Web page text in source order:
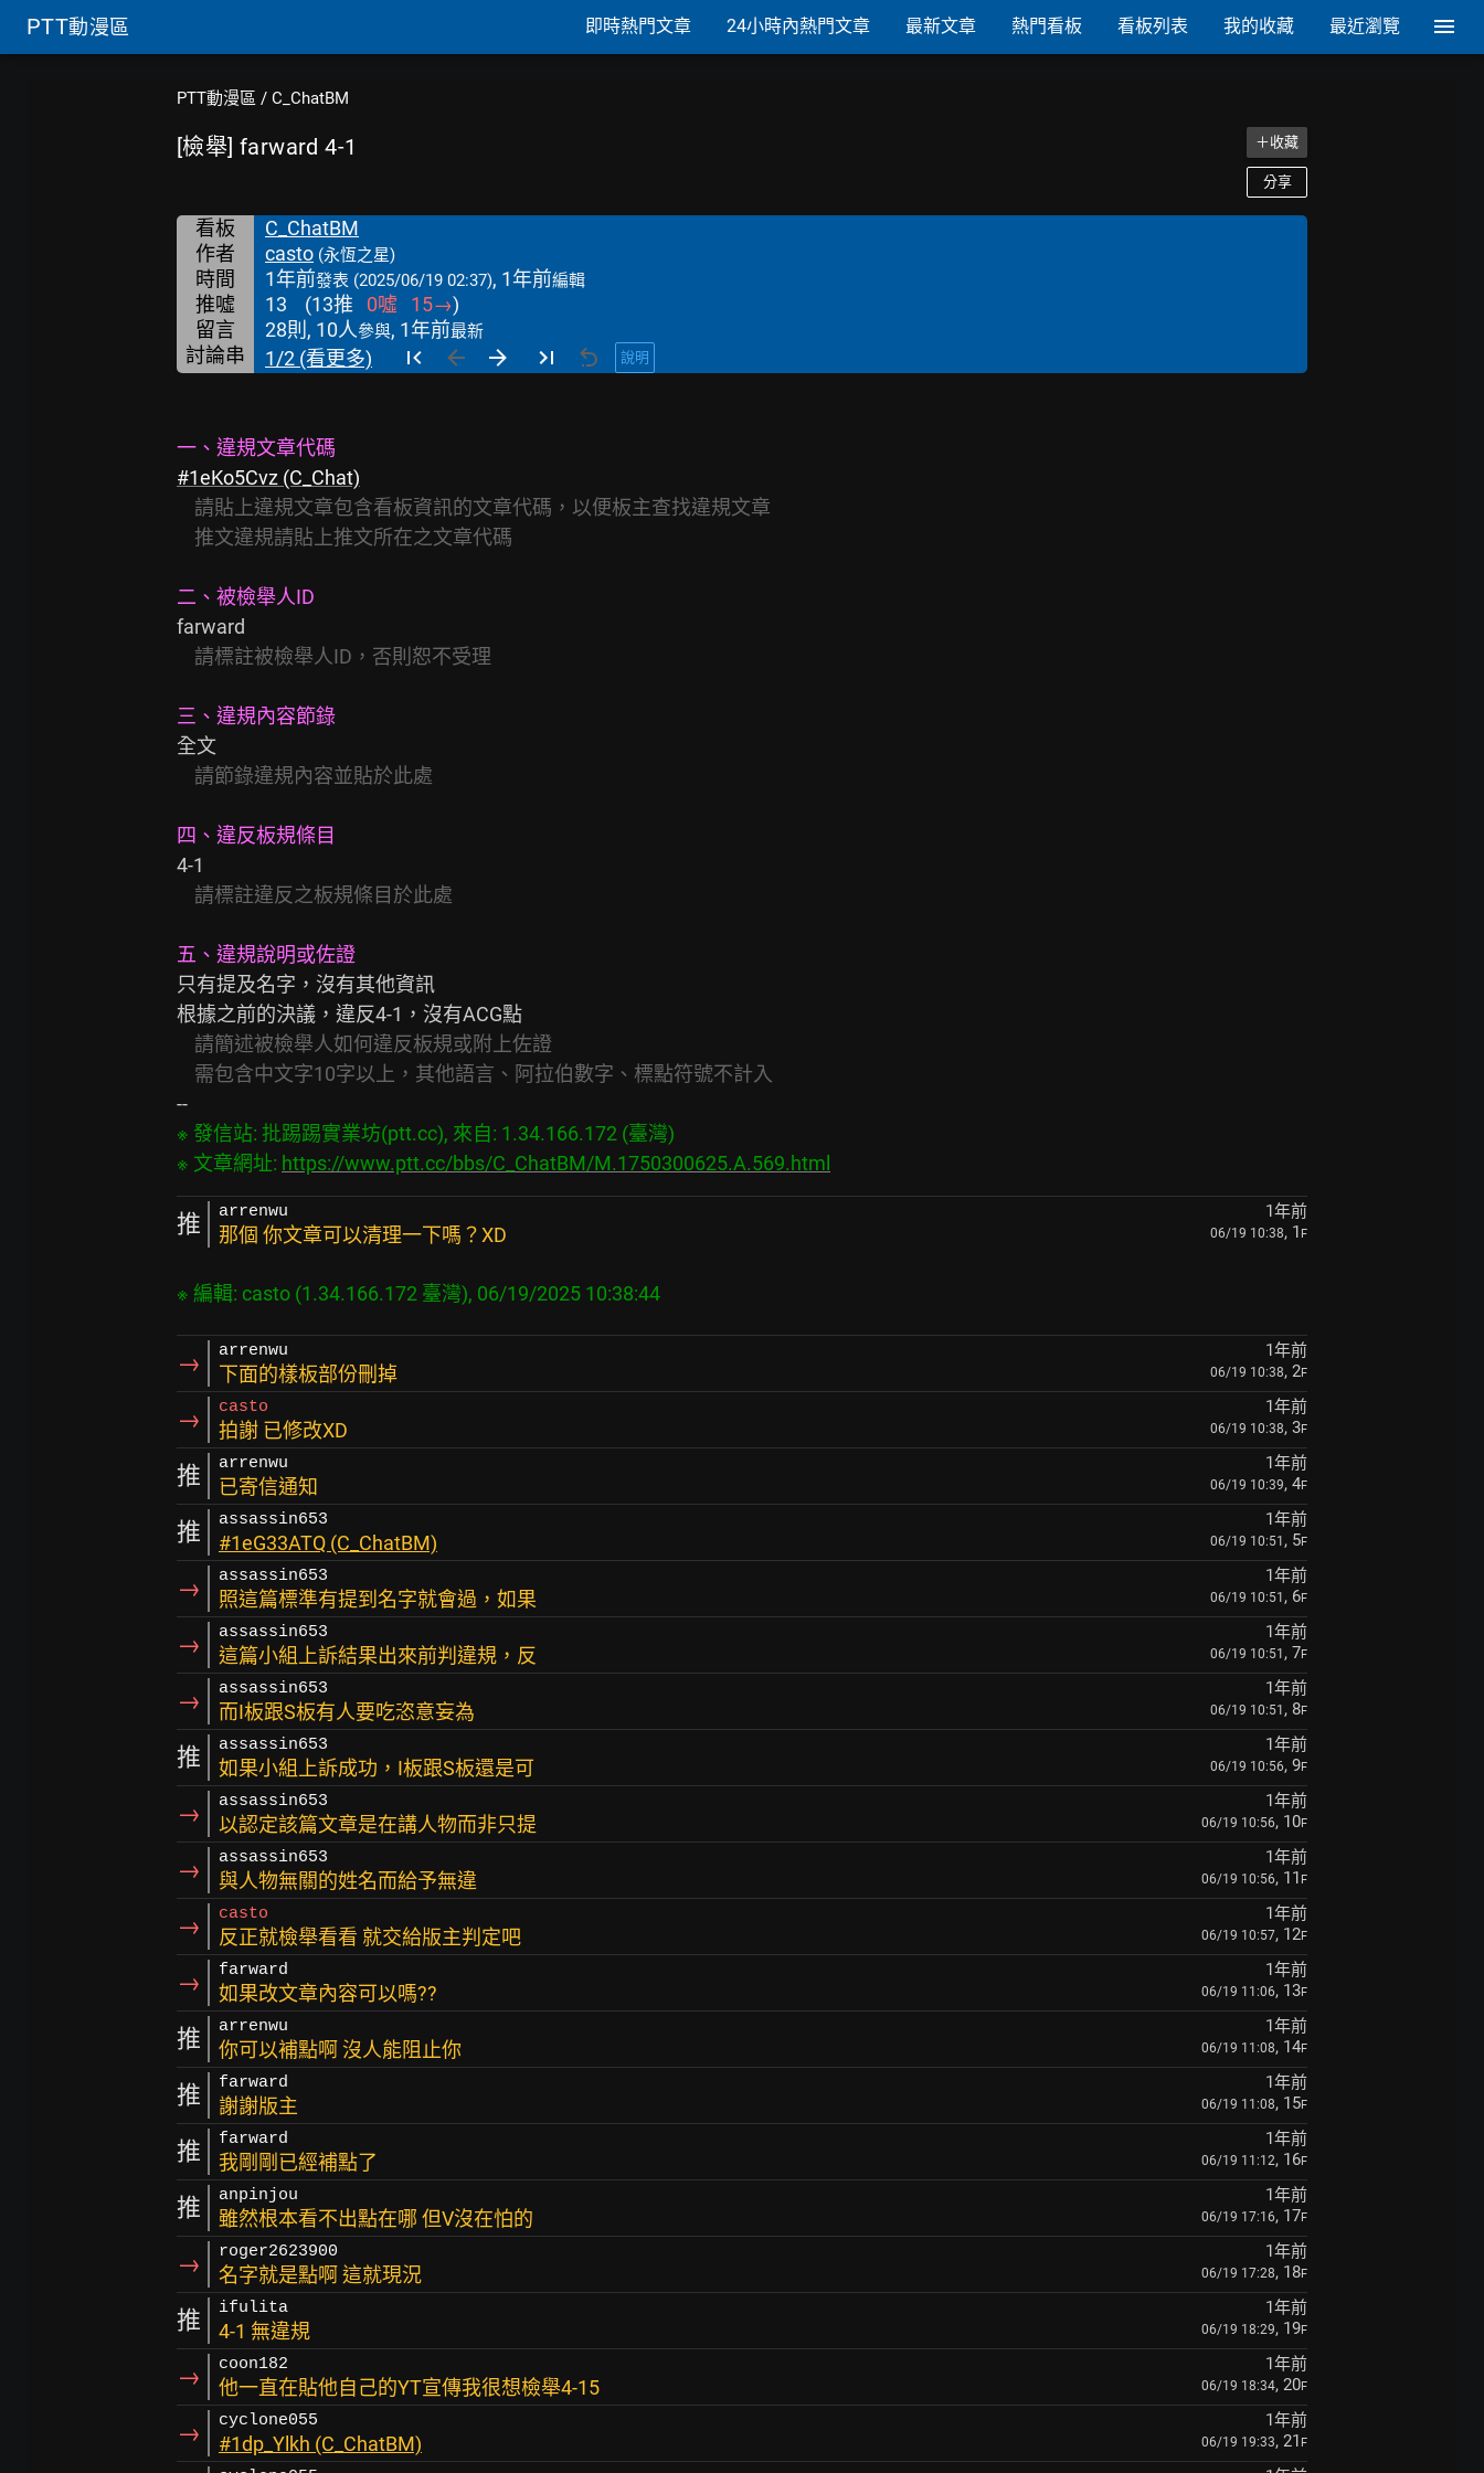
PTT動漫區 即時熱門文章 24小時內熱門文章 最新文章 熱門看板 看板列表 我的收藏 最近瀏覽
PTT動漫區 / C_ChatBM
[檢舉] farward 4-1 ＋收藏
分享
看板
C_ChatBM
作者
casto (永恆之星)
時間 1年前發表 (2025/06/19 02:37), 1年前編輯
推噓 13 (13推 0噓 15→)
留言
28則, 10人參與, 1年前最新
討論串 1/2 (看更多) 說明
一、違規文章代碼
#1eKo5Cvz (C_Chat)
請貼上違規文章包含看板資訊的文章代碼，以便板主查找違規文章
推文違規請貼上推文所在之文章代碼
二、被檢舉人ID
farward
請標註被檢舉人ID，否則恕不受理
三、違規內容節錄
全文
請節錄違規內容並貼於此處
四、違反板規條目
4-1
請標註違反之板規條目於此處
五、違規說明或佐證
只有提及名字，沒有其他資訊
根據之前的決議，違反4-1，沒有ACG點
請簡述被檢舉人如何違反板規或附上佐證
需包含中文字10字以上，其他語言、阿拉伯數字、標點符號不計入
※ 發信站: 批踢踢實業坊(ptt.cc), 來自: 1.34.166.172 (臺灣)
※ 文章網址: https://www.ptt.cc/bbs/C_ChatBM/M.1750300625.A.569.html
推 arrenwu 1年前
那個 你文章可以清理一下嗎？XD 06/19 10:38, 1 F
→ arrenwu 1年前
下面的樣板部份刪掉 06/19 10:38, 2F
→ casto 1年前
拍謝 已修改XD 06/19 10:38, 3F
推 arrenwu 1年前
已寄信通知 06/19 10:39, 4F
推 assassin653 1年前
#1eG33ATQ (C_ChatBM) 06/19 10:51 , 5F
→ assassin653 1年前
照這篇標準有提到名字就會過，如果 06/19 10:51 , 6F
→ assassin653 1年前
這篇小組上訴結果出來前判違規，反 06/19 10:51 , 7F
→ assassin653 1年前
而I板跟S板有人要吃恣意妄為 06/19 10:51 , 8F
推 assassin653 1年前
如果小組上訴成功，I板跟S板還是可 06/19 10:56, 9F
→ assassin653 1年前
以認定該篇文章是在講人物而非只提 06/19 10:56, 10F
→ assassin653 1年前
與人物無關的姓名而給予無違 06/19 10:56, 11 F
→ casto 1年前
反正就檢舉看看 就交給版主判定吧 06/19 10:57, 12F
→ farward 1年前
如果改文章內容可以嗎?? 06/19 11:06, 13F
推 arrenwu 1年前
你可以補點啊 沒人能阻止你 06/19 11:08, 14F
推 farward 1年前
謝謝版主 06/19 11:08, 15F
推 farward 1年前
我剛剛已經補點了 06/19 11:12, 16F
推 anpinjou 1年前
雖然根本看不出點在哪 但V沒在怕的 06/19 17:16, 17F
→ roger2623900 1年前
名字就是點啊 這就現況 06/19 17:28, 18F
推 ifulita 1年前
4-1 無違規 06/19 18:29, 19F
→ coon182 1年前
他一直在貼他自己的YT宣傳我很想檢舉4-15 06/19 18:34, 20F
→ cyclone055 1年前
#1dp_Ylkh (C_ChatBM) 06/19 19:33, 21 F